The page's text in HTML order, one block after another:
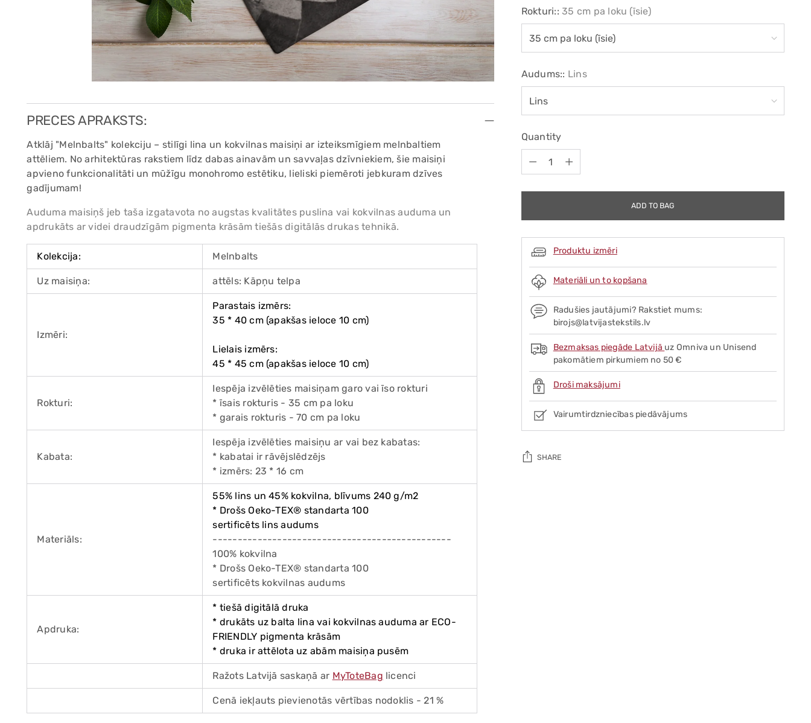
PRECES APRAKSTS:
Atklāj "Melnbalts" kolekciju – stilīgi lina un kokvilnas maisiņi ar izteiksmīgiem melnbaltiem
attēliem. No arhitektūras rakstiem līdz dabas ainavām un savvaļas dzīvniekiem, šie maisiņi
apvieno funkcionalitāti un mūžīgu monohromo estētiku, lieliski piemēroti jebkuram dzīves
gadījumam!
Auduma maisiņš jeb taša izgatavota no augstas kvalitātes puslina vai kokvilnas auduma un
apdrukāts ar videi draudzīgām pigmenta krāsām tiešās digitālās drukas tehnikā.
Kolekcija: Melnbalts
Uz maisiņa: attēls: Kāpņu telpa
Izmēri:
Parastais izmērs:
35 * 40 cm (apakšas ieloce 10 cm)
Lielais izmērs:
45 * 45 cm (apakšas ieloce 10 cm)
Rokturi:
Iespēja izvēlēties maisiņam garo vai īso rokturi
* īsais rokturis - 35 cm pa loku
* garais rokturis - 70 cm pa loku
Kabata:
Iespēja izvēlēties maisiņu ar vai bez kabatas:
* kabatai ir rāvējslēdzējs
* izmērs: 23 * 16 cm
Materiāls:
55% lins un 45% kokvilna, blīvums 240 g/m2
* Drošs Oeko-TEX® standarta 100
sertificēts lins audums
------------------------------------------------
100% kokvilna
* Drošs Oeko-TEX® standarta 100
sertificēts kokvilnas audums
Apdruka:
* tiešā digitālā druka
* drukāts uz balta lina vai kokvilnas auduma ar ECO-
FRIENDLY pigmenta krāsām
* druka ir attēlota uz abām maisiņa pusēm
Ražots Latvijā saskaņā ar MyToteBag licenci
Cenā iekļauts pievienotās vērtības nodoklis - 21 %
Rokturi::35 cm pa loku (īsie)
Audums:: Lins
Quantity
Quantity
ADD TO BAG
Produktu izmēri
Materiāli un to kopšana
Radušies jautājumi? Rakstiet mums:
birojs@latvijastekstils.lv
Bezmaksas piegāde Latvijā uz Omniva un Unisend
pakomātiem pirkumiem no 50 €
Droši maksājumi
Vairumtirdzniecības piedāvājums
SHARE